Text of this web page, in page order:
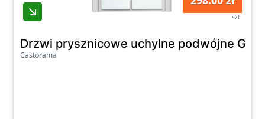
szt
Drzwi prysznicowe uchylne podwójne
Castorama